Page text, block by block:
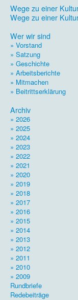
Wege zu einer
Wege zu einer
Wer wir sind
» Vorstand
» Satzung
» Geschichte
» Arbeitsberichte
» Mitmachen
» Beitrittserklärung
Archiv
» 2026
» 2025
» 2024
» 2023
» 2022
» 2021
» 2020
» 2019
» 2018
» 2017
» 2016
» 2015
» 2014
» 2013
» 2012
» 2011
» 2010
» 2009
Rundbriefe
Redebeiträge